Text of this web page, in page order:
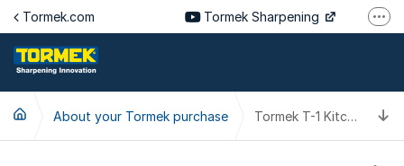
Jump to content
Tormek.com Tormek Sharpening
Tormek DE
About your Tormek purchase Tormek T-1 Kitchen Knife Sharpener klingt lauter als angenommen